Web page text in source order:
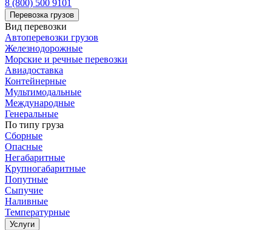
8 (800) 500 9101
Перевозка грузов
Вид перевозки
Автоперевозки грузов
Железнодорожные
Морские и речные перевозки
Авиадоставка
Контейнерные
Мультимодальные
Международные
Генеральные
По типу груза
Сборные
Опасные
Негабаритные
Крупногабаритные
Попутные
Сыпучие
Наливные
Температурные
Услуги